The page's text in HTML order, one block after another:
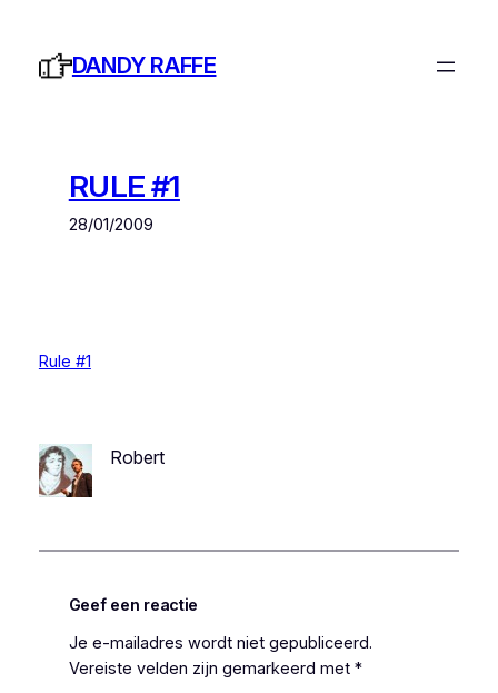
DANDY RAFFE
RULE #1
28/01/2009
Rule #1
Robert
Geef een reactie
Je e-mailadres wordt niet gepubliceerd.
Vereiste velden zijn gemarkeerd met *